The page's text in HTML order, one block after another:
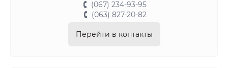
(067) 234-93-95
(063) 827-20-82
Перейти в контакты